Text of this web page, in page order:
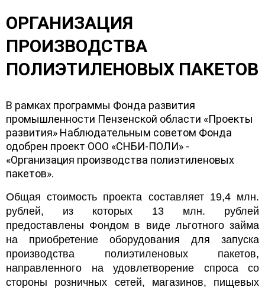
ОРГАНИЗАЦИЯ
ПРОИЗВОДСТВА
ПОЛИЭТИЛЕНОВЫХ ПАКЕТОВ
В рамках программы Фонда развития
промышленности Пензенской области «Проекты
развития» Наблюдательным советом Фонда
одобрен проект ООО «СНБИ-ПОЛИ» -
«Организация производства полиэтиленовых
пакетов».
Общая стоимость проекта составляет 19,4 млн.
рублей, из которых 13 млн. рублей
предоставлены Фондом в виде льготного займа
на приобретение оборудования для запуска
производства полиэтиленовых пакетов,
направленного на удовлетворение спроса со
стороны розничных сетей, магазинов, пищевых